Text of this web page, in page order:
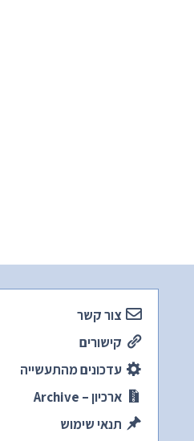
צור קשר
קישורים
עדכונים מהתעשייה
ארכיון – Archive
תנאי שימוש